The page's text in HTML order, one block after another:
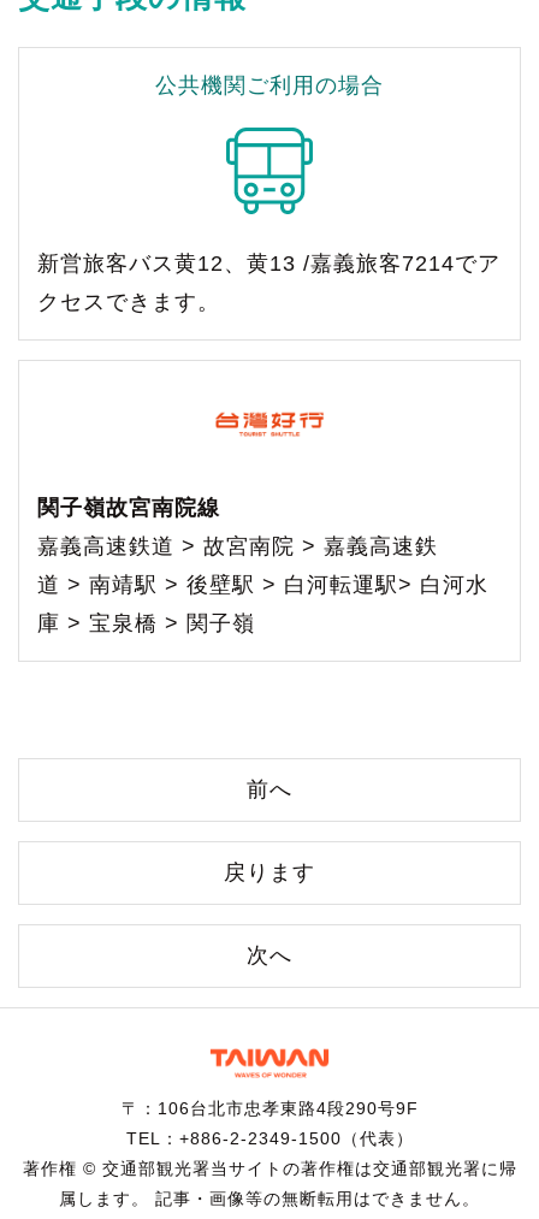
公共機関ご利用の場合
新営旅客バス黄12、黄13 /嘉義旅客7214でア
クセスできます。
関子嶺故宮南院線
嘉義高速鉄道 > 故宮南院 > 嘉義高速鉄
道 > 南靖駅 > 後壁駅 > 白河転運駅> 白河水
庫 > 宝泉橋 > 関子嶺
前へ
戻ります
次へ
〒：106台北市忠孝東路4段290号9F
TEL：+886-2-2349-1500（代表）
著作権 © 交通部観光署当サイトの著作権は交通部観光署に帰
属します。 記事・画像等の無断転用はできません。